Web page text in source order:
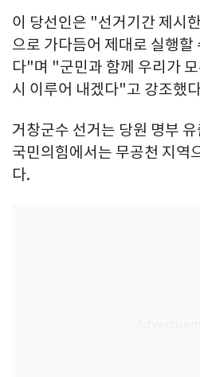
이 당선인은 "선거기간 제시
으로 가다듬어 제대로 실행할
다"며 "군민과 함께 우리가
시 이루어 내겠다"고 강조했
거창군수 선거는 당원 명부
국민의힘에서는 무공천 지역
다.